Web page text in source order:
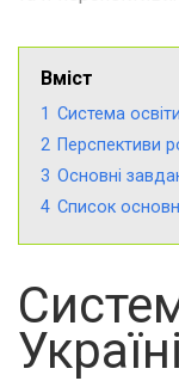
Вміст
1 Система
2 Перспективи
3 Основні
4 Список
Україні